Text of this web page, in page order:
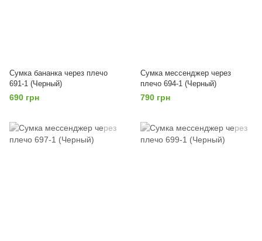
Сумка бананка через плечо
691-1 (Черный)
690 грн
Сумка мессенджер через
плечо 694-1 (Черный)
790 грн